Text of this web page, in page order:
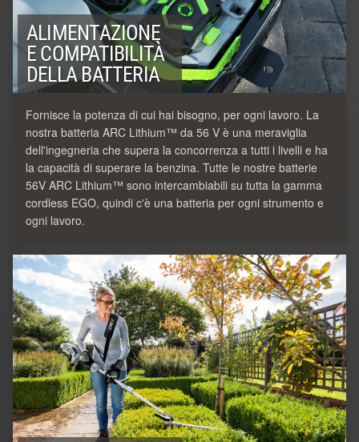
ALIMENTAZIONE
E COMPATIBILITÀ
DELLA BATTERIA
Fornisce la potenza di cui hai bisogno, per ogni lavoro. La
nostra batteria ARC Lithium™ da 56 V è una meraviglia
dell'ingegneria che supera la concorrenza a tutti i livelli e ha
la capacità di superare la benzina. Tutte le nostre batterie
56V ARC Lithium™ sono intercambiabili su tutta la gamma
cordless EGO, quindi c'è una batteria per ogni strumento e
ogni lavoro.